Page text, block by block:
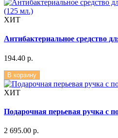
ХИТ
Антибактериальное средство
194.40 р.
В корзину
ХИТ
Подарочная перьевая ручка с
2 695.00 р.